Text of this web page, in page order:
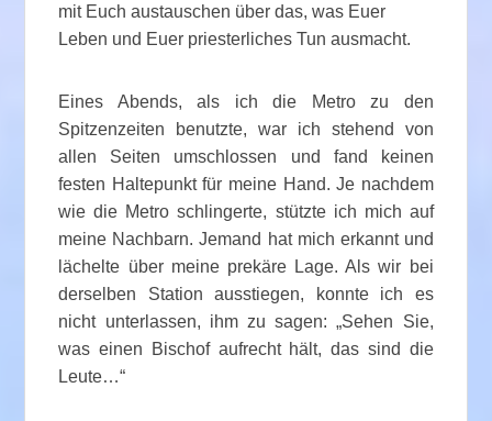
mit Euch austauschen über das, was Euer
Leben und Euer priesterliches Tun ausmacht.
Eines Abends, als ich die Metro zu den
Spitzenzeiten benutzte, war ich stehend von
allen Seiten umschlossen und fand keinen
festen Haltepunkt für meine Hand. Je nachdem
wie die Metro schlingerte, stützte ich mich auf
meine Nachbarn. Jemand hat mich erkannt und
lächelte über meine prekäre Lage. Als wir bei
derselben Station ausstiegen, konnte ich es
nicht unterlassen, ihm zu sagen: „Sehen Sie,
was einen Bischof aufrecht hält, das sind die
Leute…“